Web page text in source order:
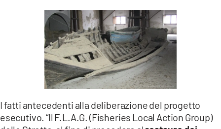
I fatti antecedenti alla deliberazione del progetto
esecutivo. “Il F.L.A.G. (Fisheries Local Action Group)